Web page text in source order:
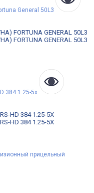
GENERAL 50L3
GENERAL 50L3
HD 384 1.25-5X
HD 384 1.25-5X